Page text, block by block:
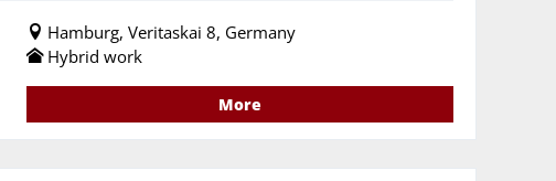
Hamburg, Veritaskai 8, Germany
Hybrid work
More